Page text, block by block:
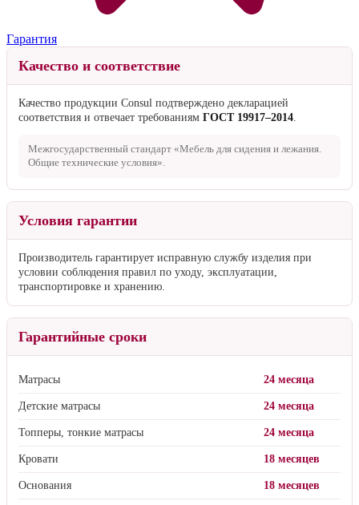
Гарантия
Качество и соответствие
Качество продукции Consul подтверждено декларацией
соответствия и отвечает требованиям ГОСТ 19917–2014.
Межгосударственный стандарт «Мебель для сидения и лежания.
Общие технические условия».
Условия гарантии
Производитель гарантирует исправную службу изделия при
условии соблюдения правил по уходу, эксплуатации,
транспортировке и хранению.
Гарантийные сроки
Матрасы 24 месяца
Детские матрасы 24 месяца
Топперы, тонкие матрасы 24 месяца
Кровати 18 месяцев
Основания 18 месяцев